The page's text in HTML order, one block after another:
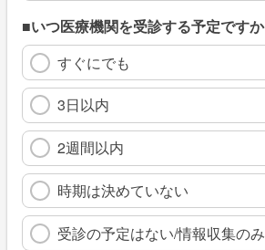
■いつ医療機関を受診する予定ですか
すぐにでも
3日以内
2週間以内
時期は決めていない
受診の予定はない/情報収集のみ